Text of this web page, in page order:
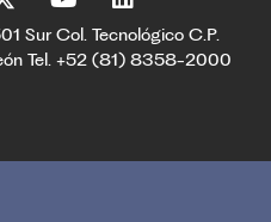
Sur Col. Tecnológico C.P.
Tel. +52 (81) 8358-2000